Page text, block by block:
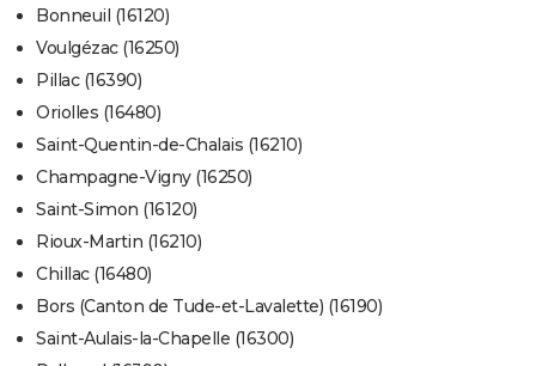
Bonneuil (16120)
Voulgézac (16250)
Pillac (16390)
Oriolles (16480)
Saint-Quentin-de-Chalais (16210)
Champagne-Vigny (16250)
Saint-Simon (16120)
Rioux-Martin (16210)
Chillac (16480)
Bors (Canton de Tude-et-Lavalette) (16190)
Saint-Aulais-la-Chapelle (16300)